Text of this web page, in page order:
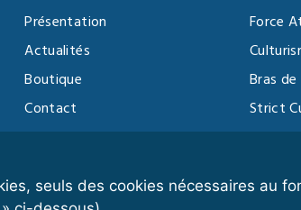
seuls des cookies nécessaires au
Présentation
Actualités
Boutique
Contact
Vidéothèque
Force
Bras
Strict